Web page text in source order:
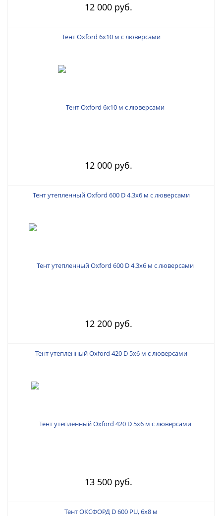
12 000 руб.
Тент Oxford 6х10 м с люверсами
12 000 руб.
Тент утепленный Oxford 600 D 4.3х6 м с люверсами
12 200 руб.
Тент утепленный Oxford 420 D 5х6 м с люверсами
13 500 руб.
Тент ОКСФОРД D 600 PU, 6х8 м